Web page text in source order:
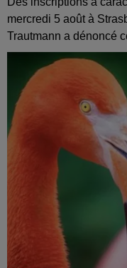
mercredi 5 août à
Trautmann a dénoncé